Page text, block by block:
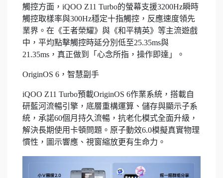
觸控方面，iQOO Z11 Turbo的螢幕支援3200Hz瞬時
觸控取樣率與300Hz穩定十指觸控，反應速度領先
業界。在《王者榮耀》與《和平精英》等主流遊戲
中，平均點擊觸控時延分別低至25.35ms與
21.35ms，真正做到「心念所指，操作即達」。
OriginOS 6，智慧副手
iQOO Z11 Turbo預載OriginOS 6作業系統，搭載自
研藍河流暢引擎，底層重構運算、儲存與顯示子系
統，承諾60個月持久流暢，抗老化模式全面升級，
解決長期使用卡頓問題。原子動效6.0模擬真實物理
慣性，圖示響應、視窗縮放更有生命力。